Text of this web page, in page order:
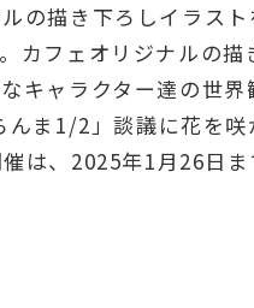
の描き下ろしイラス
カフェオリジナルの
キャラクター達の世
ま1/2」談議に花を
は、2025年1月26日ま